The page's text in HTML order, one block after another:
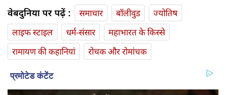
वेबदुनिया पर पढ़ें : समाचार बॉलीवुड
ज्योतिष
लाइफ स्‍टाइल
धर्म-संसार
महाभारत के किस्से
रामायण की कहानियां
रोचक और रोमांचक